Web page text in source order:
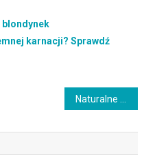
blondynek
karnacji? Sprawdź